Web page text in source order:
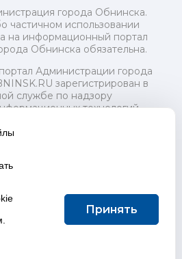
города Обнинска.
частичном использовании
на информационный портал
Обнинска обязательна.
Администрации города
зарегистрирован в
службе по надзору
технологий
(Роскомнадзор) 24 июля
2018 года.
Эл № ФС77-73321
(исполнительно-
городского округа "Город
редактор: Байкова Е.А.
почты Редакции:
+7 (484) 395-85-85
содержит материалы 18+
обработки персональных
Принять